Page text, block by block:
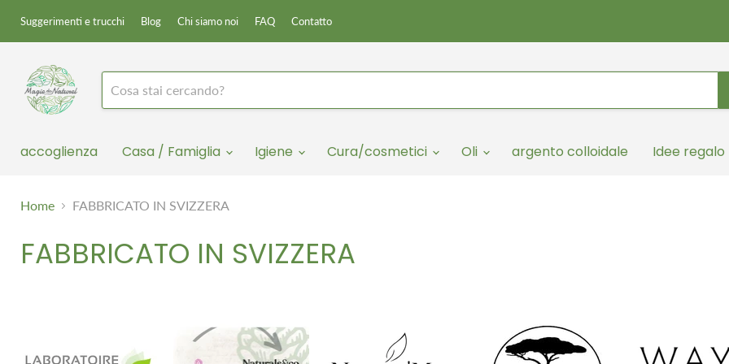
Suggerimenti e trucchi Blog Chi siamo noi FAQ Contatto
accoglienza Casa / Famiglia Igiene Cura/cosmetici Oli argento colloidale Idee regalo
Home FABBRICATO IN SVIZZERA
FABBRICATO IN SVIZZERA